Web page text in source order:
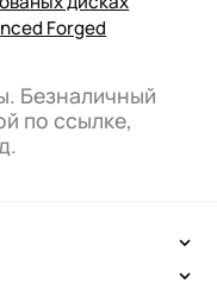
Forged
Безналичный
по ссылке,